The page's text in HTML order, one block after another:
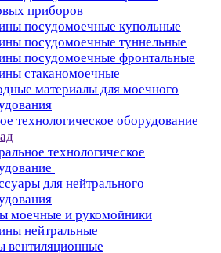
приборов
посудомоечные купольные
посудомоечные туннельные
посудомоечные фронтальные
стаканомоечные
материалы для моечного
технологическое оборудование
технологическое
для нейтрального
моечные и рукомойники
нейтральные
вентиляционные